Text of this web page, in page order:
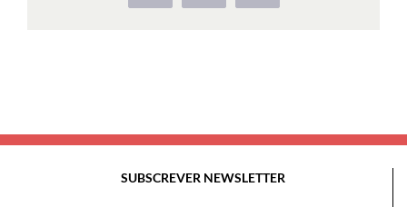
SUBSCREVER NEWSLETTER